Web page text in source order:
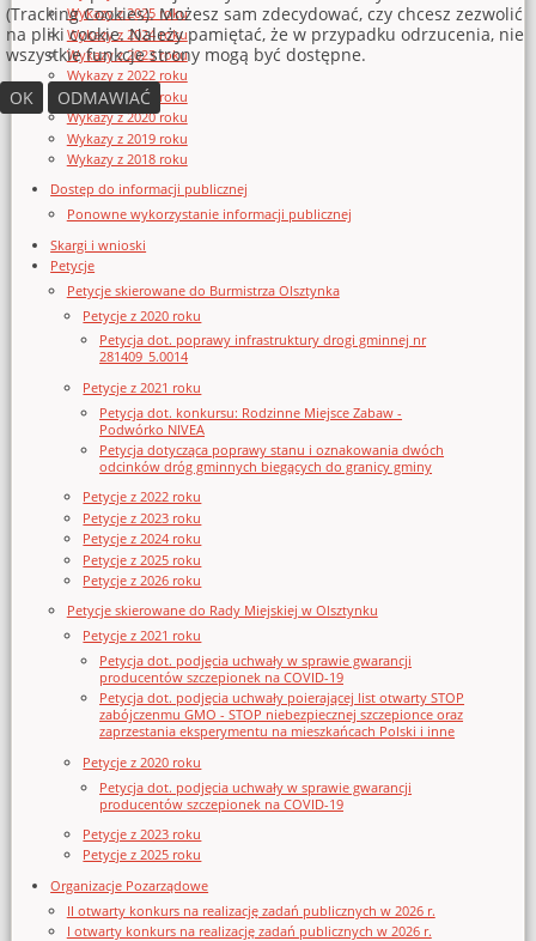
Wykazy z 2025 roku
Wykazy z 2024 roku
Wykazy z 2023 roku
Wykazy z 2022 roku
Wykazy z 2021 roku
Wykazy z 2020 roku
Wykazy z 2019 roku
Wykazy z 2018 roku
Dostęp do informacji publicznej
Ponowne wykorzystanie informacji publicznej
Skargi i wnioski
Petycje
Petycje skierowane do Burmistrza Olsztynka
Petycje z 2020 roku
Petycja dot. poprawy infrastruktury drogi gminnej nr
281409_5.0014
Petycje z 2021 roku
Petycja dot. konkursu: Rodzinne Miejsce Zabaw -
Podwórko NIVEA
Petycja dotycząca poprawy stanu i oznakowania dwóch
odcinków dróg gminnych biegących do granicy gminy
Petycje z 2022 roku
Petycje z 2023 roku
Petycje z 2024 roku
Petycje z 2025 roku
Petycje z 2026 roku
Petycje skierowane do Rady Miejskiej w Olsztynku
Petycje z 2021 roku
Petycja dot. podjęcia uchwały w sprawie gwarancji
producentów szczepionek na COVID-19
Petycja dot. podjęcia uchwały poierającej list otwarty STOP
zabójczenmu GMO - STOP niebezpiecznej szczepionce oraz
zaprzestania eksperymentu na mieszkańcach Polski i inne
Petycje z 2020 roku
Petycja dot. podjęcia uchwały w sprawie gwarancji
producentów szczepionek na COVID-19
Petycje z 2023 roku
Petycje z 2025 roku
Organizacje Pozarządowe
II otwarty konkurs na realizację zadań publicznych w 2026 r.
I otwarty konkurs na realizację zadań publicznych w 2026 r.
(Tracking Cookies). Możesz sam zdecydować, czy chcesz zezwolić
na pliki cookie. Należy pamiętać, że w przypadku odrzucenia, nie
wszystkie funkcje strony mogą być dostępne.
OK
ODMAWIAĆ